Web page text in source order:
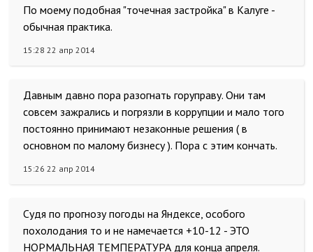
По моему подобная "точечная застройка" в Калуге -
обычная практика.
15:28 22 апр 2014
Давным давно пора разогнать горуправу. Они там
совсем зажрались и погрязли в коррупции и мало того
постоянно принимают незаконные решения ( в
основном по малому бизнесу ). Пора с этим кончать.
15:26 22 апр 2014
Судя по прогнозу погоды на Яндексе, особого
похолодания то и не намечается +10-12 - ЭТО
НОРМАЛЬНАЯ ТЕМПЕРАТУРА для конца апреля.